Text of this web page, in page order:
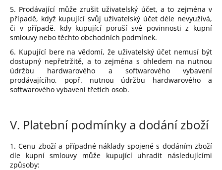
5. Prodávající může zrušit uživatelský účet, a to zejména v
případě, když kupující svůj uživatelský účet déle nevyužívá,
či v případě, kdy kupující poruší své povinnosti z kupní
smlouvy nebo těchto obchodních podmínek.
6. Kupující bere na vědomí, že uživatelský účet nemusí být
dostupný nepřetržitě, a to zejména s ohledem na nutnou
údržbu hardwarového a softwarového vybavení
prodávajícího, popř. nutnou údržbu hardwarového a
softwarového vybavení třetích osob.
V. Platební podmínky a dodání zboží
1. Cenu zboží a případné náklady spojené s dodáním zboží
dle kupní smlouvy může kupující uhradit následujícími
způsoby: